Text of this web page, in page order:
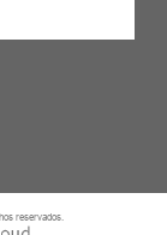
reservados.